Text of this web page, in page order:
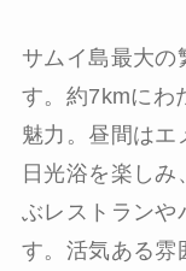
サムイ島最大の
す。約7kmにわ
魅力。昼間はエ
日光浴を楽し
ぶレストランや
す。活気ある雰